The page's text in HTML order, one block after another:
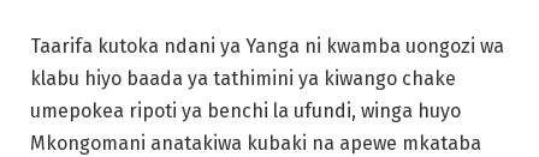
Taarifa kutoka ndani ya Yanga ni kwamba uongozi wa
klabu hiyo baada ya tathimini ya kiwango chake
umepokea ripoti ya benchi la ufundi, winga huyo
Mkongomani anatakiwa kubaki na apewe mkataba